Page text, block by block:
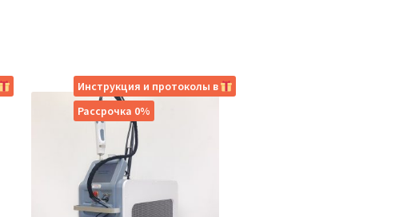
Инструкция и протоколы в
Рассрочка 0%